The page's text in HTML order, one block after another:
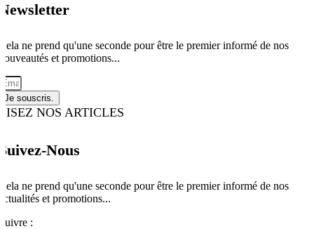
ne prend qu'une seconde pour être le premier informé de nos
et promotions...
Je souscris.
NOS ARTICLES
Nous
ne prend qu'une seconde pour être le premier informé de nos
et promotions...​
: